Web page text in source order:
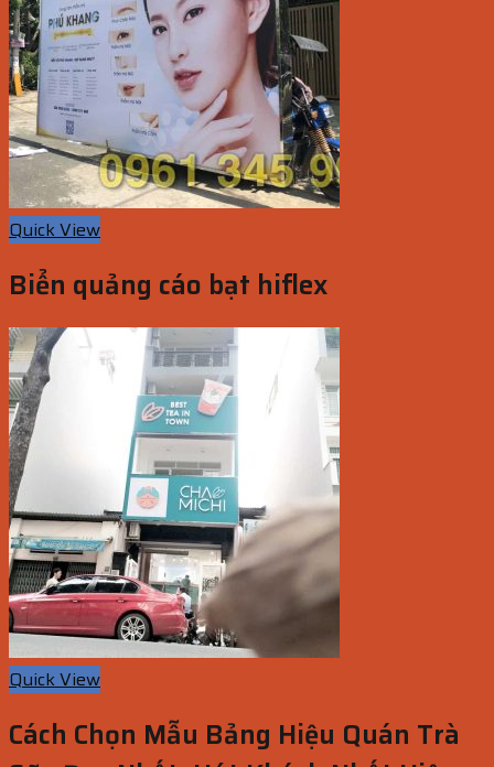
Quick View
Biển quảng cáo bạt hiflex
Quick View
Cách Chọn Mẫu Bảng Hiệu Quán Trà